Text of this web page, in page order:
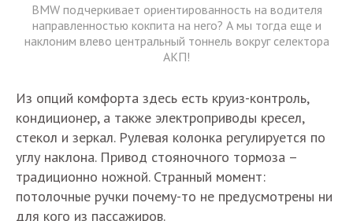
BMW подчеркивает ориентированность на водителя
направленностью кокпита на него? А мы тогда еще и
наклоним влево центральный тоннель вокруг селектора
АКП!
Из опций комфорта здесь есть круиз-контроль,
кондиционер, а также электроприводы кресел,
стекол и зеркал. Рулевая колонка регулируется по
углу наклона. Привод стояночного тормоза –
традиционно ножной. Странный момент:
потолочные ручки почему-то не предусмотрены ни
для кого из пассажиров.